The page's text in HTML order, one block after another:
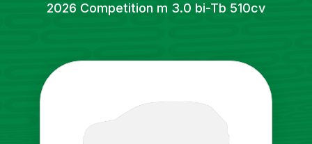
2026 Competition m 3.0 bi-Tb 510cv